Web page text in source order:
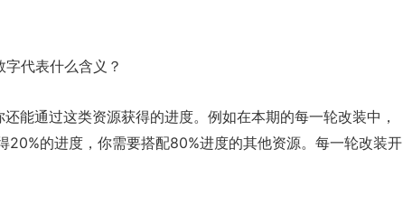
代表什么含义？
能通过这类资源获得的进度。例如在本期的每一轮改装中，
20%的进度，你需要搭配80%进度的其他资源。每一轮改装开